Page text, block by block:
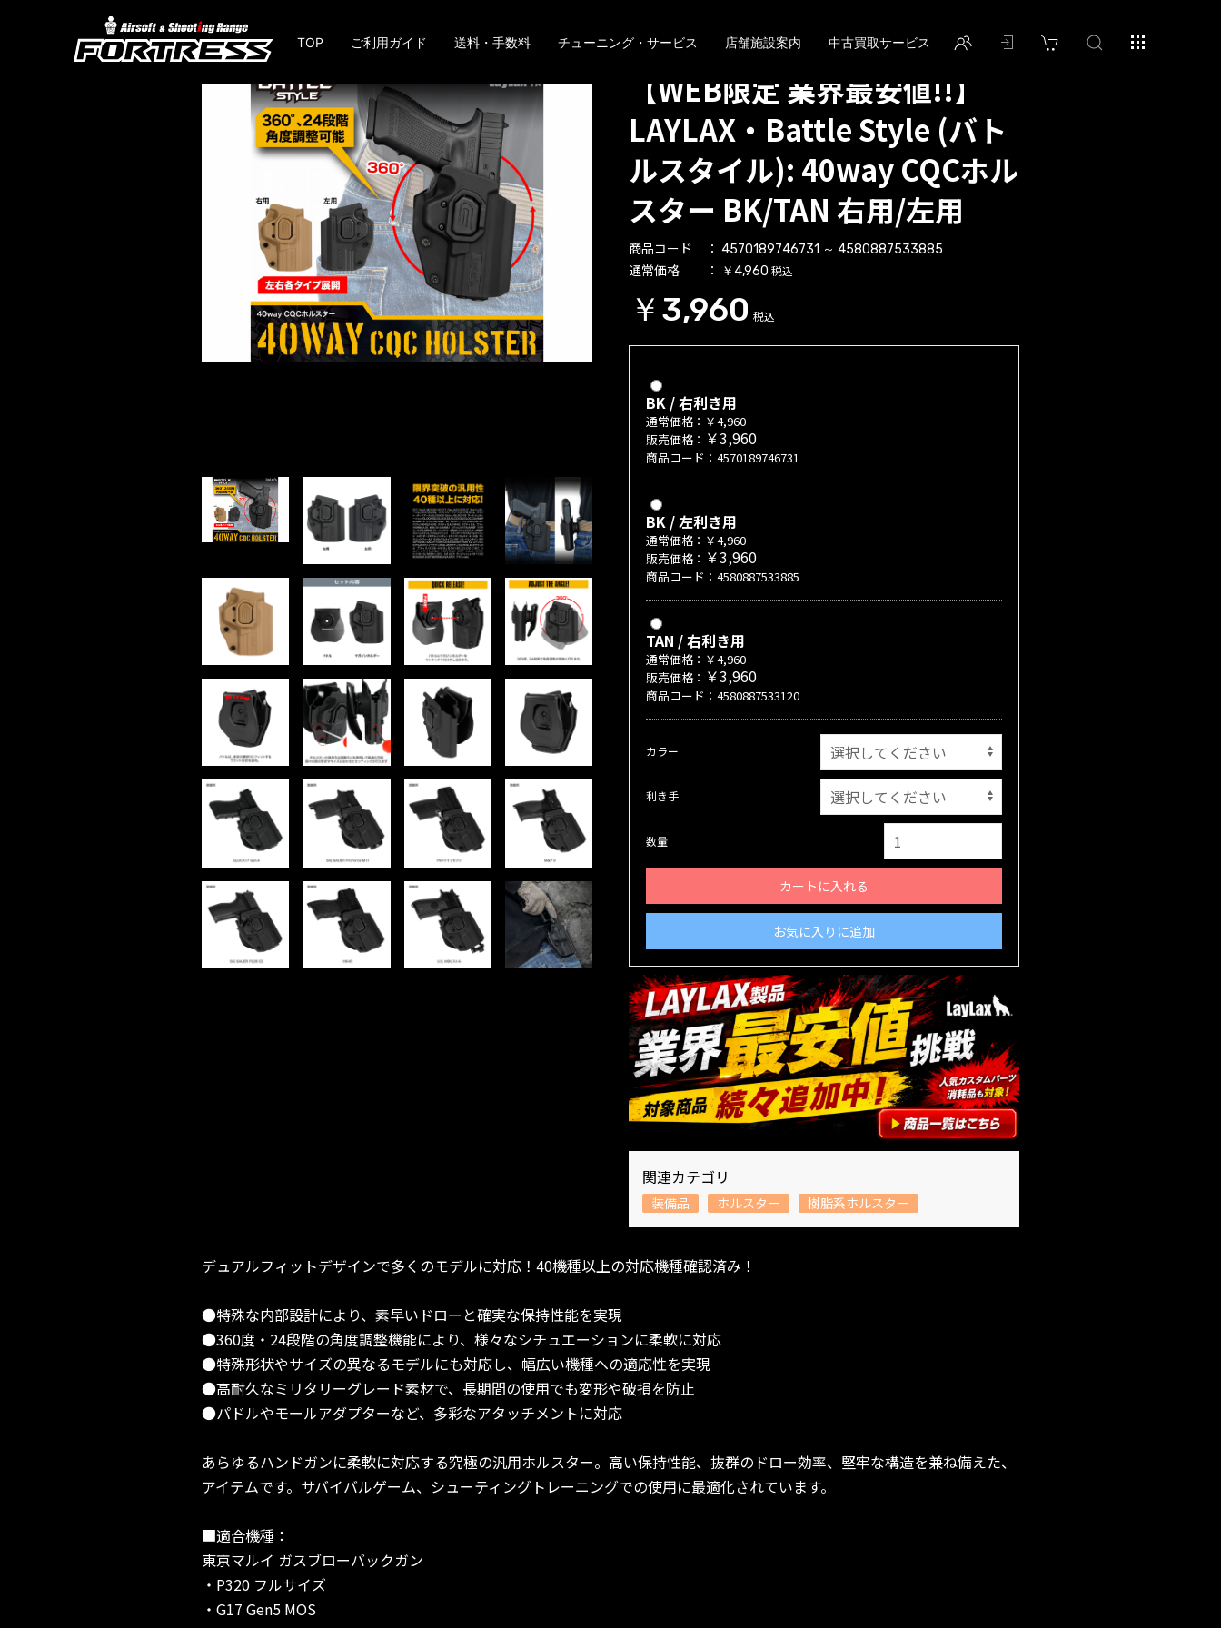
TOP ご利用ガイド 送料・手数料 チューニング・サービス 店舗施設案内 中古買取サービス
【WEB限定 業界最安値!!】
LAYLAX・Battle Style (バト
ルスタイル): 40way CQCホル
スター BK/TAN 右用/左用
商品コード 4570189746731 ～ 4580887533885
通常価格 ￥4,960 税込
￥3,960 税込
BK / 右利き用
通常価格：￥4,960
販売価格： ￥3,960
商品コード：4570189746731
BK / 左利き用
通常価格：￥4,960
販売価格： ￥3,960
商品コード：4580887533885
TAN / 右利き用
通常価格：￥4,960
販売価格： ￥3,960
商品コード：4580887533120
カラー
利き手
数量
カートに入れる
お気に入りに追加
関連カテゴリ
装備品 ホルスター 樹脂系ホルスター
デュアルフィットデザインで多くのモデルに対応！40機種以上の対応機種確認済み！
●特殊な内部設計により、素早いドローと確実な保持性能を実現
●360度・24段階の角度調整機能により、様々なシチュエーションに柔軟に対応
●特殊形状やサイズの異なるモデルにも対応し、幅広い機種への適応性を実現
●高耐久なミリタリーグレード素材で、長期間の使用でも変形や破損を防止
●パドルやモールアダプターなど、多彩なアタッチメントに対応
あらゆるハンドガンに柔軟に対応する究極の汎用ホルスター。高い保持性能、抜群のドロー効率、堅牢な構造を兼ね備えた、
アイテムです。サバイバルゲーム、シューティングトレーニングでの使用に最適化されています。
■適合機種：
東京マルイ ガスブローバックガン
・P320 フルサイズ
・G17 Gen5 MOS